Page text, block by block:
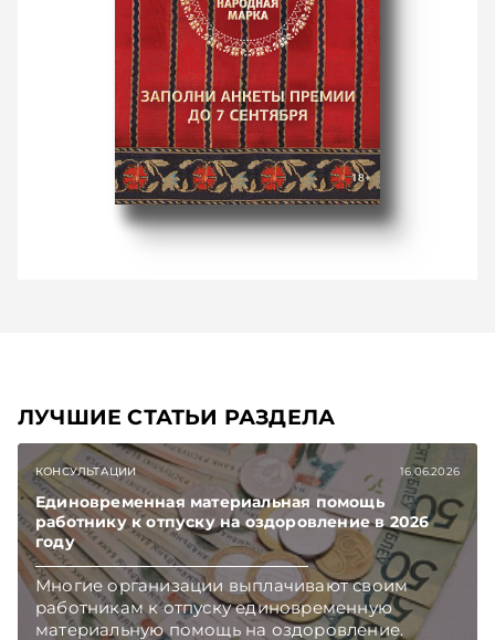
ЛУЧШИЕ СТАТЬИ РАЗДЕЛА
КОНСУЛЬТАЦИИ 16.06.2026
Единовременная материальная помощь
работнику к отпуску на оздоровление в 2026
году
Многие организации выплачивают своим
работникам к отпуску единовременную
материальную помощь на оздоровление.